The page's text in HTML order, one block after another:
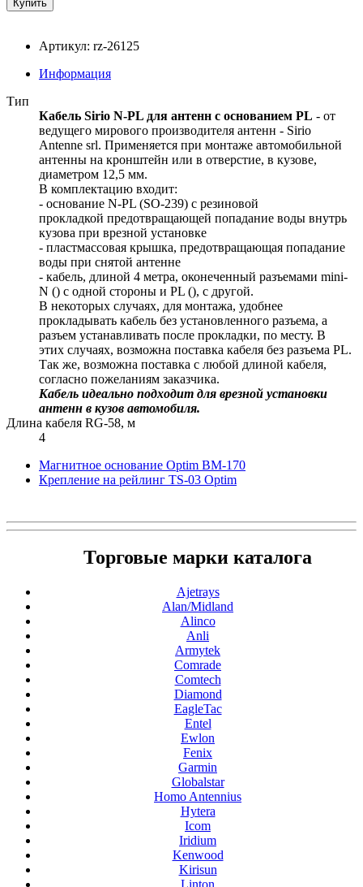
Артикул: rz-26125
Информация
Тип
Кабель Sirio N-PL для антенн с основанием PL - от
ведущего мирового производителя антенн - Sirio
Antenne srl. Применяется при монтаже автомобильной
антенны на кронштейн или в отверстие, в кузове,
диаметром 12,5 мм.
В комплектацию входит:
- основание N-PL (SO-239) с резиновой
прокладкой предотвращающей попадание воды внутрь
кузова при врезной установке
- пластмассовая крышка, предотвращающая попадание
воды при снятой антенне
- кабель, длиной 4 метра, оконеченный разъемами mini-
N () с одной стороны и PL (), с другой.
В некоторых случаях, для монтажа, удобнее
прокладывать кабель без установленного разъема, а
разъем устанавливать после прокладки, по месту. В
этих случаях, возможна поставка кабеля без разъема PL.
Так же, возможна поставка с любой длиной кабеля,
согласно пожеланиям заказчика.
Кабель идеально подходит для врезной установки
антенн в кузов автомобиля.
Длина кабеля RG-58, м
4
Магнитное основание Optim BM-170
Крепление на рейлинг TS-03 Optim
Торговые марки каталога
Ajetrays
Alan/Midland
Alinco
Anli
Armytek
Comrade
Comtech
Diamond
EagleTac
Entel
Ewlon
Fenix
Garmin
Globalstar
Homo Antennius
Hytera
Icom
Iridium
Kenwood
Kirisun